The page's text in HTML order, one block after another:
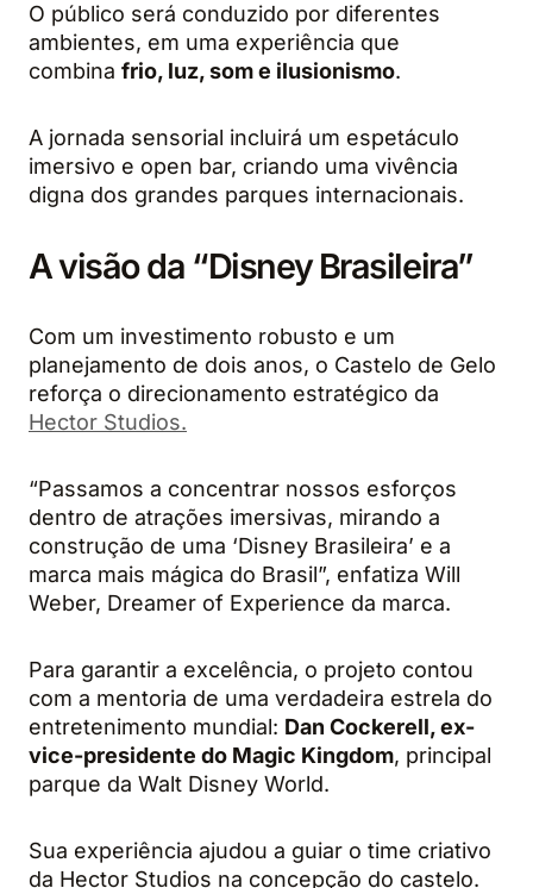
O público será conduzido por diferentes
ambientes, em uma experiência que
combina frio, luz, som e ilusionismo.
A jornada sensorial incluirá um espetáculo
imersivo e open bar, criando uma vivência
digna dos grandes parques internacionais.
A visão da “Disney Brasileira”
Com um investimento robusto e um
planejamento de dois anos, o Castelo de Gelo
reforça o direcionamento estratégico da
Hector Studios.
“Passamos a concentrar nossos esforços
dentro de atrações imersivas, mirando a
construção de uma ‘Disney Brasileira’ e a
marca mais mágica do Brasil”, enfatiza Will
Weber, Dreamer of Experience da marca.
Para garantir a excelência, o projeto contou
com a mentoria de uma verdadeira estrela do
entretenimento mundial: Dan Cockerell, ex-
vice-presidente do Magic Kingdom, principal
parque da Walt Disney World.
Sua experiência ajudou a guiar o time criativo
da Hector Studios na concepção do castelo.